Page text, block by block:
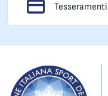
Tesseramenti